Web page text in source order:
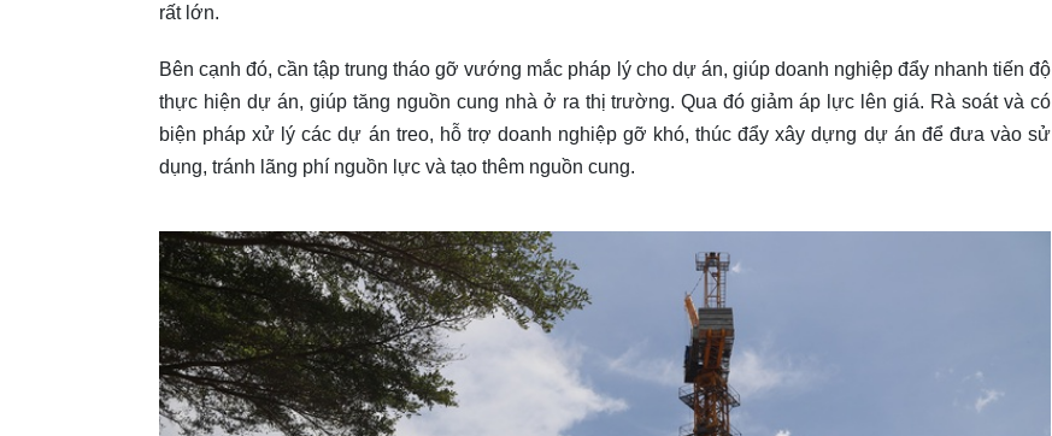
rất lớn.
Bên cạnh đó, cần tập trung tháo gỡ vướng mắc pháp lý cho dự án, giúp doanh nghiệp đẩy nhanh tiến độ
thực hiện dự án, giúp tăng nguồn cung nhà ở ra thị trường. Qua đó giảm áp lực lên giá. Rà soát và có
biện pháp xử lý các dự án treo, hỗ trợ doanh nghiệp gỡ khó, thúc đẩy xây dựng dự án để đưa vào sử
dụng, tránh lãng phí nguồn lực và tạo thêm nguồn cung.